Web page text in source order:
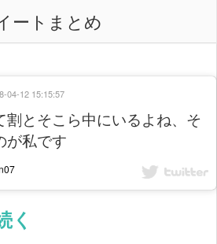
ートまとめ
とそこら中にいるよね、そ
が私です
04-12 15:15:57
く